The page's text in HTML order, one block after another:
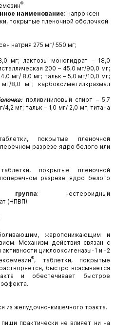
®
наименование: напроксен
покрытые пленочной оболочкой
натрия 275 мг/ 550 мг;
мг; лактозы моногидрат – 18,0
200 – 45,0 мг/90,0 мг;
мг/ 8,0 мг; тальк – 5,0 мг/10,0 мг;
8,0 мг; карбоксиметилкрахмал
поливиниловый спирт – 5,7
мг; тальк – 1,0 мг/ 2,0 мг; титана
покрытые пленочной
разрезе ядро белого или
покрытые пленочной
разрезе ядро белого
группа: нестероидный
(НПВП).
жаропонижающим и
Механизм действия связан с
циклооксигеназы-1 и -2
®, таблетки, покрытые
быстро всасывается
и обеспечивает быстрое
из желудочно-кишечного тракта.
практически не влияет ни на